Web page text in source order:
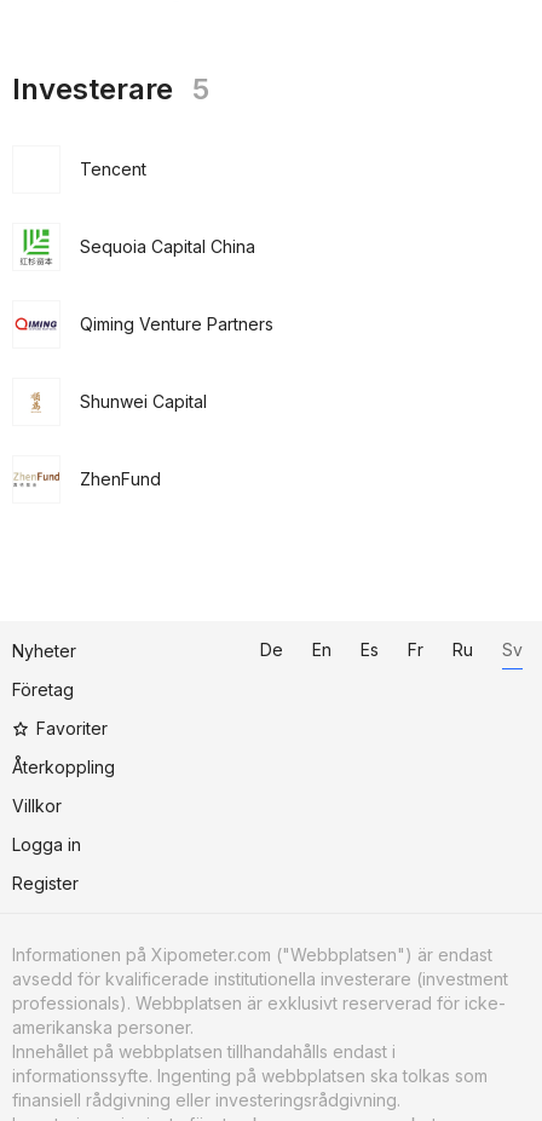
Investerare 5
Tencent
Sequoia Capital China
Qiming Venture Partners
Shunwei Capital
ZhenFund
Nyheter
Företag
Favoriter
Återkoppling
Villkor
Logga in
Register
De En Es Fr Ru Sv
Informationen på Xipometer.com ("Webbplatsen") är endast
avsedd för kvalificerade institutionella investerare (investment
professionals). Webbplatsen är exklusivt reserverad för icke-
amerikanska personer.
Innehållet på webbplatsen tillhandahålls endast i
informationssyfte. Ingenting på webbplatsen ska tolkas som
finansiell rådgivning eller investeringsrådgivning.